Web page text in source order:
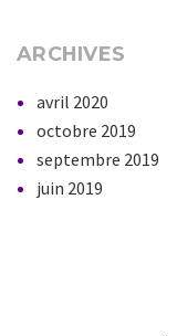
ARCHIVES
avril 2020
octobre 2019
septembre 2019
juin 2019